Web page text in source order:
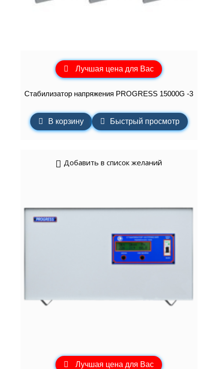
Лучшая цена для Вас
Стабилизатор напряжения PROGRESS 15000G -3
В корзину Быстрый просмотр
Добавить в список желаний
Лучшая цена для Вас